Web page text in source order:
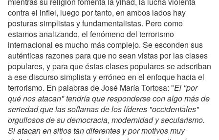
contra el infiel, luego por tanto, en ambos lados hay
posturas simplistas y fundamentalistas. Pero como
estamos analizando, el fenómeno del terrorismo
internacional es mucho más complejo. Se esconden sus
auténticas razones para que no sean vistas por las clases
populares, y para que éstas clases populares se adscriban
a ese discurso simplista y erróneo en el enfoque hacia el
terrorismo. En palabras de José María Tortosa: "El "por
qué nos atacan" tendría que responderse con algo más de
seriedad que las soflamas de los líderes "occidentales"
orgullosos de su democracia, modernidad y secularismo.
Si atacan en sitios tan diferentes y por motivos muy